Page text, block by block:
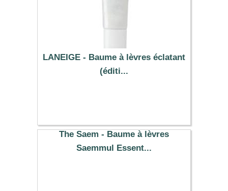
LANEIGE - Baume à lèvres éclatant
(éditi...
The Saem - Baume à lèvres
Saemmul Essent...